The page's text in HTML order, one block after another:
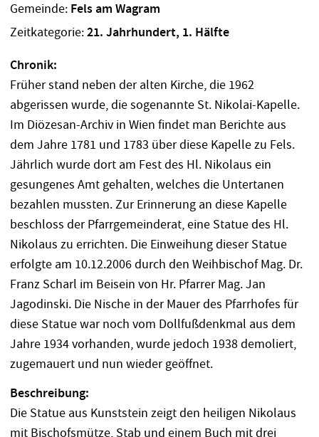
Gemeinde: Fels am Wagram
Zeitkategorie:21. Jahrhundert, 1. Hälfte
Chronik:
Früher stand neben der alten Kirche, die 1962
abgerissen wurde, die sogenannte St. Nikolai-Kapelle.
Im Diözesan-Archiv in Wien findet man Berichte aus
dem Jahre 1781 und 1783 über diese Kapelle zu Fels.
Jährlich wurde dort am Fest des Hl. Nikolaus ein
gesungenes Amt gehalten, welches die Untertanen
bezahlen mussten. Zur Erinnerung an diese Kapelle
beschloss der Pfarrgemeinderat, eine Statue des Hl.
Nikolaus zu errichten. Die Einweihung dieser Statue
erfolgte am 10.12.2006 durch den Weihbischof Mag. Dr.
Franz Scharl im Beisein von Hr. Pfarrer Mag. Jan
Jagodinski. Die Nische in der Mauer des Pfarrhofes für
diese Statue war noch vom Dollfußdenkmal aus dem
Jahre 1934 vorhanden, wurde jedoch 1938 demoliert,
zugemauert und nun wieder geöffnet.
Beschreibung:
Die Statue aus Kunststein zeigt den heiligen Nikolaus
mit Bischofsmütze, Stab und einem Buch mit drei